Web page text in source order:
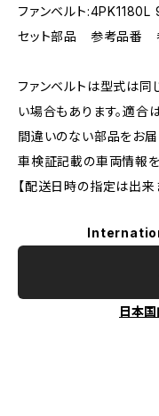
ファンベルト
セット部品 参考品番
ファンベルトは型式は同
い場合もあります。適合
間違いのない部品をお
車検証記載の車両情報を
【配送日時の指定は出来
日本